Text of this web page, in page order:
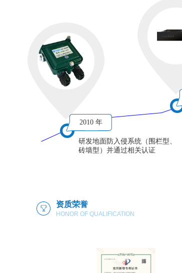
2010 年
研发地面防入侵系统（围栏型、
砖墙型）并通过相关认证
资质荣誉
HONOR OF QUALIFICATION